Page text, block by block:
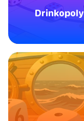
Drinkopoly